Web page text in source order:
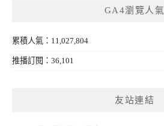
GA4瀏覽人氣
累積人氣：11,027,804
推播訂閱：36,101
友站連結